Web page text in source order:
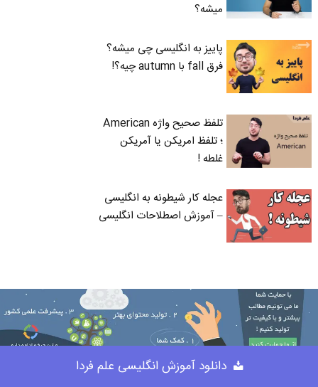
میشه؟
پاییز به انگلیسی چی میشه؟
فرق fall با autumn چیه؟!
تلفظ صحیح واژه American
؛ تلفظ امریکن یا آمریکن
غلطه !
عجله کار شیطونه به انگلیسی
– آموزش اصطلاحات انگلیسی
دانلود آموزش انگلیسی علم فردا